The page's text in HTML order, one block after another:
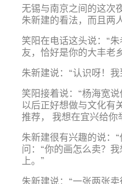
无锡与南京之间的这次
朱新建的看法，而且两
笑阳在电话这头说：“
友，恰好是你的大丰老
朱新建说：“认识呀！
笑阳接着说：“杨海宽
以后正好想做与文化有
推荐， 我想在宜兴给你
朱新建很有兴趣的说：
问：“你的画怎么卖？
上。”
朱新建说：“一张两张